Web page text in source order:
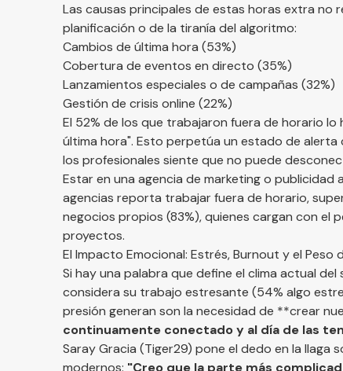
Las causas principales de estas horas extra no
planificación o de la tiranía del algoritmo:
Cambios de última hora (53%)
Cobertura de eventos en directo (35%)
Lanzamientos especiales o de campañas (32%)
Gestión de crisis online (22%)
El 52% de los que trabajaron fuera de horario
última hora". Esto perpetúa un estado de
los profesionales siente que no puede
Estar en una agencia de marketing o publicidad
agencias reporta trabajar fuera de horario,
negocios propios (83%), quienes cargan con el
proyectos.
El Impacto Emocional: Estrés, Burnout y el Peso
Si hay una palabra que define el clima actual
considera su trabajo estresante (54% algo
presión generan son la necesidad de **crear
continuamente conectado y al día de las
Saray Gracia (Tiger29) pone el dedo en la
modernos: "Creo que la parte más